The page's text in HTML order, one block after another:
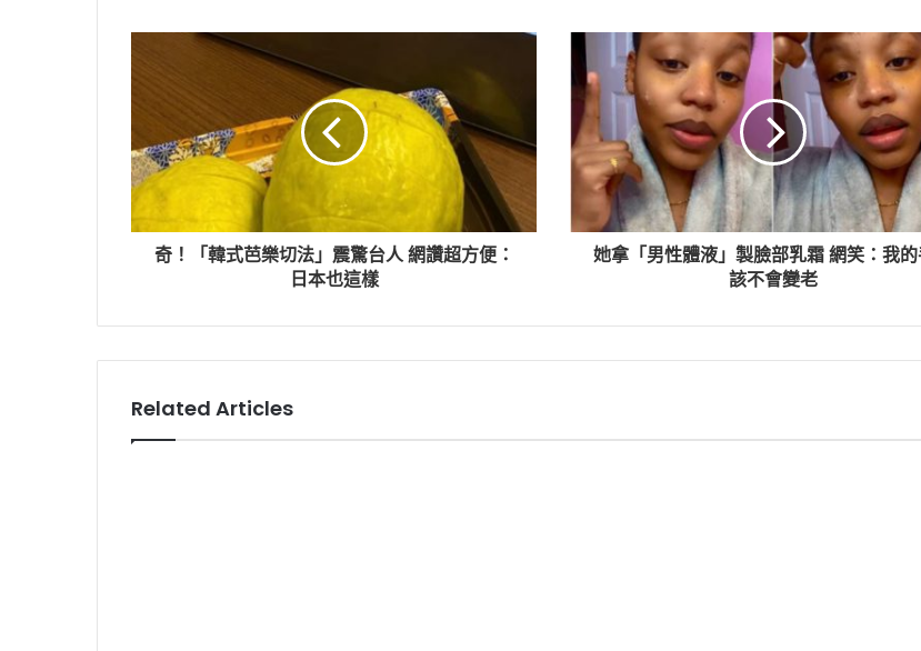
奇！「韓式芭樂切法」震驚台人 網讚超方便：
日本也這樣
她拿「男性體液」製臉部乳霜 網笑：我
該不會變老
Related Articles